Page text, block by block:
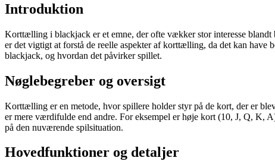
Introduktion
Korttælling i blackjack er et emne, der ofte vækker stor interesse
er det vigtigt at forstå de reelle aspekter af korttælling, da det kan have
blackjack, og hvordan det påvirker spillet.
Nøglebegreber og oversigt
Korttælling er en metode, hvor spillere holder styr på de kort, der er
er mere værdifulde end andre. For eksempel er høje kort (10, J, Q, K,
på den nuværende spilsituation.
Hovedfunktioner og detaljer